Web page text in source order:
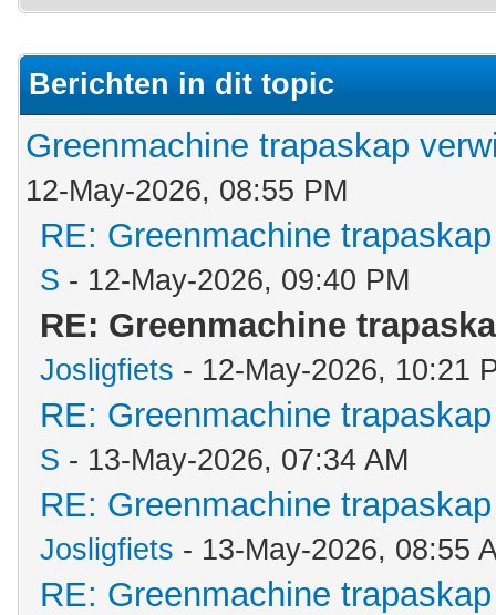
Berichten in dit topic
Greenmachine trapaskap
12-May-2026, 08:55 PM
RE: Greenmachine
S - 12-May-2026, 09:40 PM
RE: Greenmachine
Josligfiets - 12-May-2026, 10:21
RE: Greenmachine
S - 13-May-2026, 07:34 AM
RE: Greenmachine
Josligfiets - 13-May-2026, 08:55
RE: Greenmachine